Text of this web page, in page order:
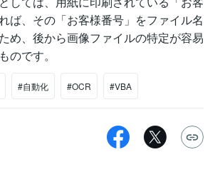
ば、その「お客様番号」をファイル名
め、後から画像ファイルの特定が容易
のです。
#自動化 #OCR #VBA